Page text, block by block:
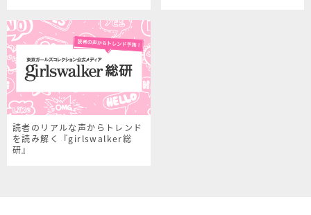
読者のリアルな声からトレンド
を読み解く『girlswalker総
研』